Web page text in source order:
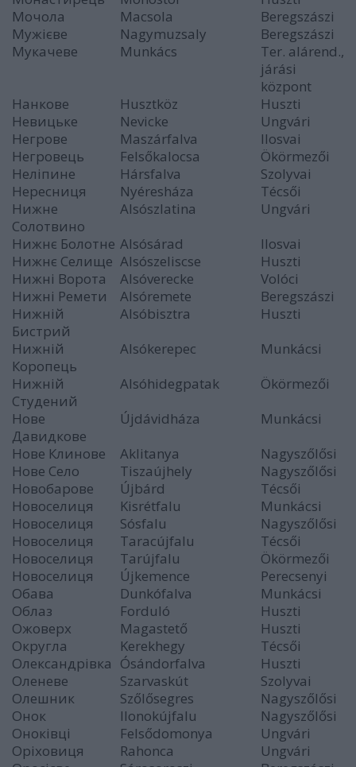
Мочола
Macsola
Beregszászi
Мужієве
Nagymuzsaly
Beregszászi
Мукачеве
Munkács
Ter. alárend.,
járási
központ
Нанкове
Husztköz
Huszti
Невицьке
Nevicke
Ungvári
Негрове
Maszárfalva
Ilosvai
Негровець
Felsőkalocsa
Ökörmezői
Неліпине
Hársfalva
Szolyvai
Нересниця
Nyéresháza
Técsői
Нижне
Солотвино
Alsószlatina
Ungvári
Нижнє Болотне Alsósárad
Ilosvai
Нижнє Селище Alsószeliscse
Huszti
Нижні Ворота
Alsóverecke
Volóci
Нижні Ремети
Alsóremete
Beregszászi
Нижній
Бистрий
Alsóbisztra
Huszti
Нижній
Коропець
Alsókerepec
Munkácsi
Нижній
Студений
Alsóhidegpatak
Ökörmezői
Нове
Давидкове
Újdávidháza
Munkácsi
Нове Клинове
Aklitanya
Nagyszőlősi
Нове Село
Tiszaújhely
Nagyszőlősi
Новобарове
Újbárd
Técsői
Новоселиця
Kisrétfalu
Munkácsi
Новоселиця
Sósfalu
Nagyszőlősi
Новоселиця
Taracújfalu
Técsői
Новоселиця
Tarújfalu
Ökörmezői
Новоселиця
Újkemence
Perecsenyi
Обава
Dunkófalva
Munkácsi
Облаз
Forduló
Huszti
Ожоверх
Magastető
Huszti
Округла
Kerekhegy
Técsői
Олександрівка Ósándorfalva
Huszti
Оленеве
Szarvaskút
Szolyvai
Олешник
Szőlősegres
Nagyszőlősi
Онок
Ilonokújfalu
Nagyszőlősi
Оноківці
Felsődomonya
Ungvári
Оріховиця
Rahonca
Ungvári